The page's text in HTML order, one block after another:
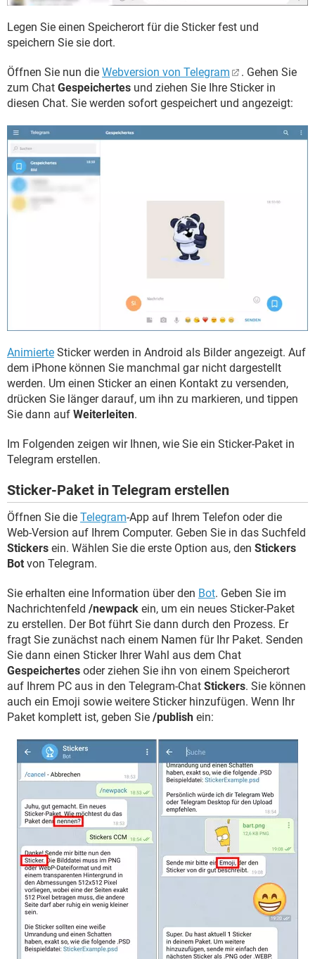
Legen Sie einen Speicherort für die Sticker fest und
speichern Sie sie dort.
Öffnen Sie nun die Webversion von Telegram
. Gehen Sie
zum Chat Gespeichertes und ziehen Sie Ihre Sticker in
diesen Chat. Sie werden sofort gespeichert und angezeigt:
Animierte Sticker werden in Android als Bilder angezeigt. Auf
dem iPhone können Sie manchmal gar nicht dargestellt
werden. Um einen Sticker an einen Kontakt zu versenden,
drücken Sie länger darauf, um ihn zu markieren, und tippen
Sie dann auf Weiterleiten.
Im Folgenden zeigen wir Ihnen, wie Sie ein Sticker-Paket in
Telegram erstellen.
Sticker-Paket in Telegram erstellen
Öffnen Sie die Telegram-App auf Ihrem Telefon oder die
Web-Version auf Ihrem Computer. Geben Sie in das Suchfeld
Stickers ein. Wählen Sie die erste Option aus, den Stickers
Bot von Telegram.
Sie erhalten eine Information über den Bot. Geben Sie im
Nachrichtenfeld /newpack ein, um ein neues Sticker-Paket
zu erstellen. Der Bot führt Sie dann durch den Prozess. Er
fragt Sie zunächst nach einem Namen für Ihr Paket. Senden
Sie dann einen Sticker Ihrer Wahl aus dem Chat
Gespeichertes oder ziehen Sie ihn von einem Speicherort
auf Ihrem PC aus in den Telegram-Chat Stickers. Sie können
auch ein Emoji sowie weitere Sticker hinzufügen. Wenn Ihr
Paket komplett ist, geben Sie /publish ein: